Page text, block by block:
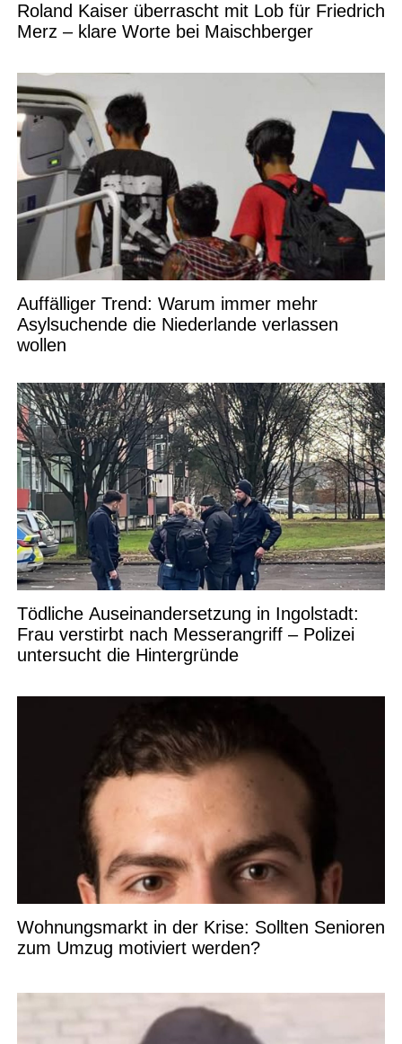
Roland Kaiser überrascht mit Lob für Friedrich
Merz – klare Worte bei Maischberger
Auffälliger Trend: Warum immer mehr
Asylsuchende die Niederlande verlassen
wollen
Tödliche Auseinandersetzung in Ingolstadt:
Frau verstirbt nach Messerangriff – Polizei
untersucht die Hintergründe
Wohnungsmarkt in der Krise: Sollten Senioren
zum Umzug motiviert werden?